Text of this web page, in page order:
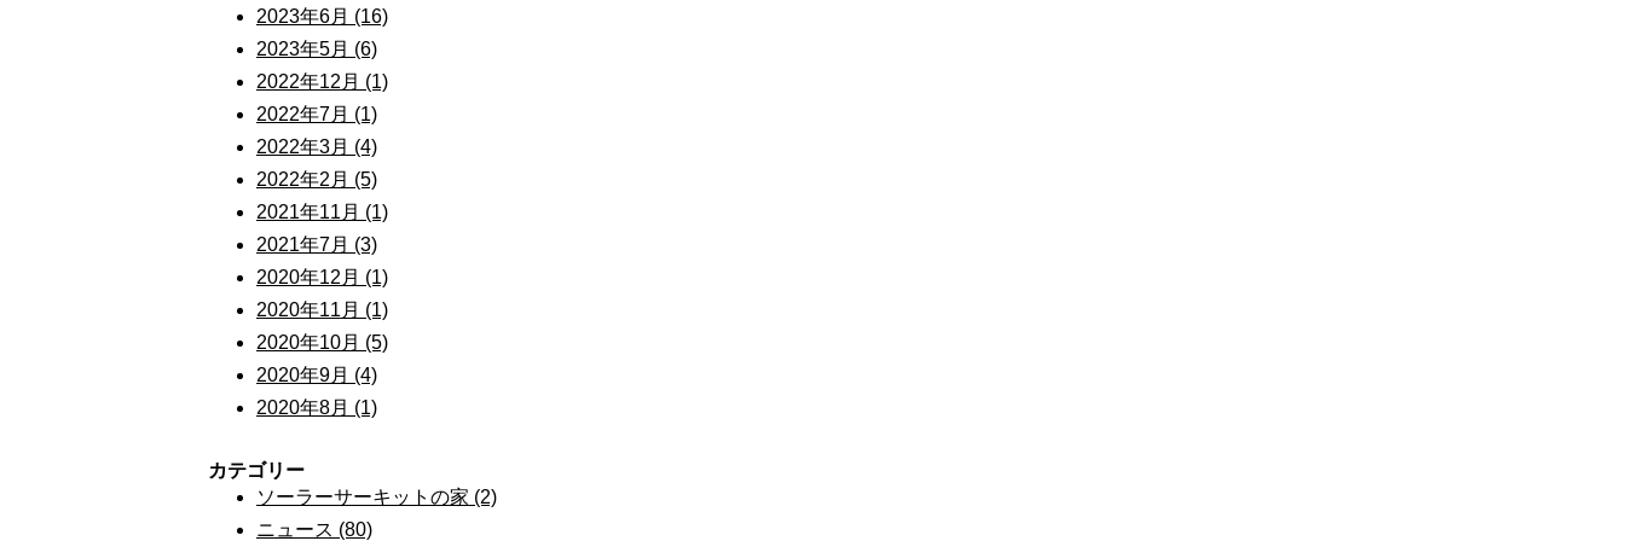
2023年6月 (16)
2023年5月 (6)
2022年12月 (1)
2022年7月 (1)
2022年3月 (4)
2022年2月 (5)
2021年11月 (1)
2021年7月 (3)
2020年12月 (1)
2020年11月 (1)
2020年10月 (5)
2020年9月 (4)
2020年8月 (1)
カテゴリー
ソーラーサーキットの家 (2)
ニュース (80)